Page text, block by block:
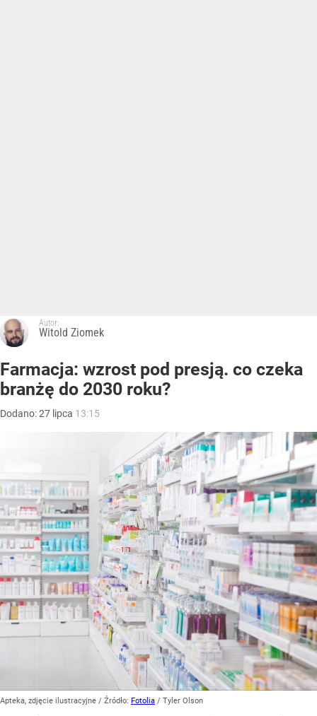
Autor:
Witold Ziomek
Farmacja: wzrost pod presją. co czeka
branżę do 2030 roku?
Dodano:27 lipca 13:15
Apteka, zdjęcie ilustracyjne / Źródło: Fotolia / Tyler Olson